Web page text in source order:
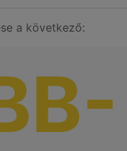
a következő: